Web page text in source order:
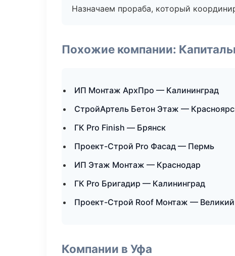
Назначаем прораба, который
Похожие компании:
ИП Монтаж АрхПро — Калининград
СтройАртель Бетон Этаж —
ГК Pro Finish — Брянск
Проект-Строй Pro Фасад — Пермь
ИП Этаж Монтаж — Краснодар
ГК Pro Бригадир — Калининград
Проект-Строй Roof Монтаж —
Компании в Уфа